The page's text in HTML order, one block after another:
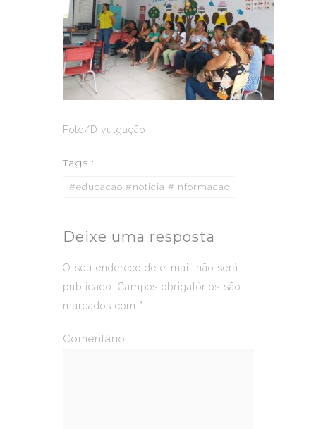
Foto/Divulgação
Tags :
#educacao #noticia #informacao
Deixe uma resposta
O seu endereço de e-mail não será
publicado.
Campos obrigatórios são
marcados com *
Comentário